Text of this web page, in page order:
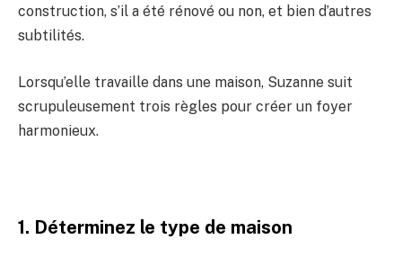
construction, s’il a été rénové ou non, et bien d’autres
subtilités.
Lorsqu’elle travaille dans une maison, Suzanne suit
scrupuleusement trois règles pour créer un foyer
harmonieux.
1. Déterminez le type de maison